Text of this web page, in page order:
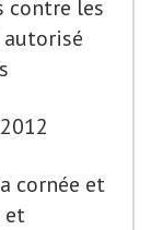
contre les
autorisé
cornée et
et